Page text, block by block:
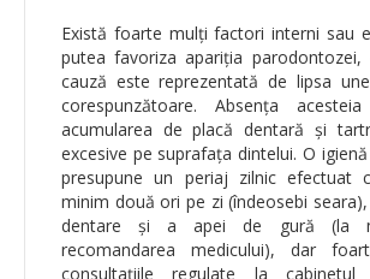
Există foarte mulți factori interni sau
putea favoriza apariția parodontozei,
cauză este reprezentată de lipsa
corespunzătoare. Absența
acumularea de placă dentară și
excesive pe suprafața dintelui. O
presupune un periaj zilnic efectuat
minim două ori pe zi (îndeosebi
dentare și a apei de gură (la
recomandarea medicului), dar
consultațiile regulate la cabinetul